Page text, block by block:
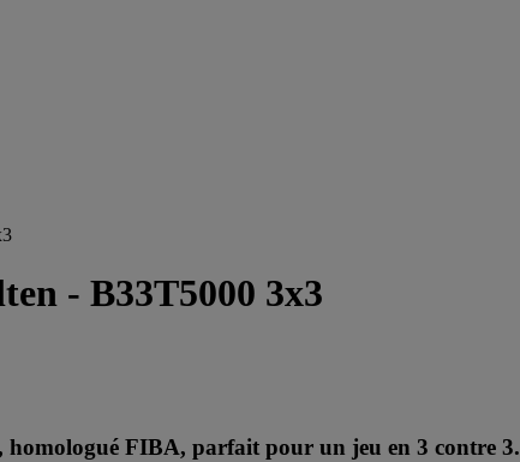
- B33T5000 3x3
FIBA, parfait pour un jeu en 3 contre 3.